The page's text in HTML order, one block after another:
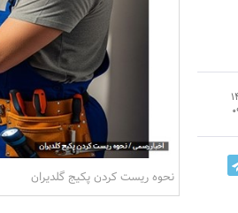
نحوه ریست کردن پکیج گلدیران